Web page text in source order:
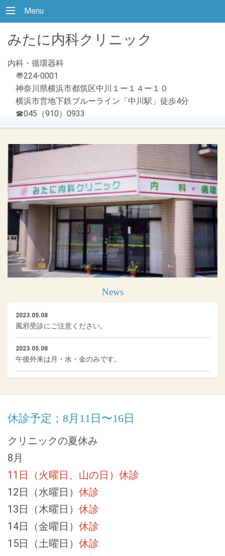
Menu
みたに内科クリニック
内科・循環器科
〠224-0001
神奈川県横浜市都筑区中川１ー１４ー１０
横浜市営地下鉄ブルーライン「中川駅」徒歩4分
☎045（910）0933
News
2023.05.08
風邪受診にご注意ください。
2023.05.08
午後外来は月・水・金のみです。
休診予定；8月11日〜16日
クリニックの夏休み
8月
11日（火曜日、山の日）休診
12日（水曜日） 休診
13日（木曜日） 休診
14日（金曜日） 休診
15日（土曜日） 休診